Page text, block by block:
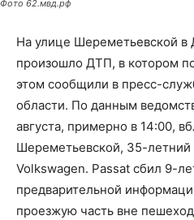
Фото 62.мвд.рф
На улице Шереметьевской
произошло ДТП, в котором
этом сообщили в пресс-
области. По данным
августа, примерно в 14:00,
Шереметьевской, 35-летний
Volkswagen. Passat сбил 9-
предварительной
проезжую часть вне